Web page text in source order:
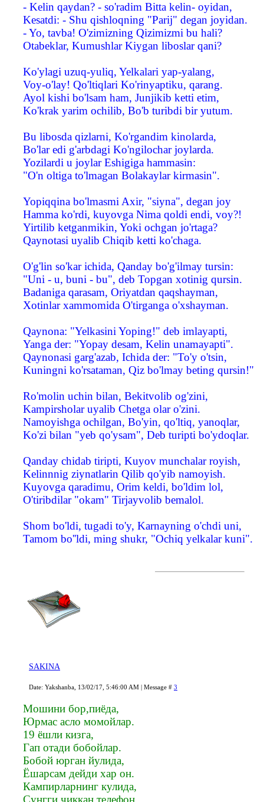
- Kelin qaydan? - so'radim Bitta kelin- oyidan,
Kesatdi: - Shu qishloqning "Parij" degan joyidan.
- Yo, tavba! O'zimizning Qizimizmi bu hali?
Otabeklar, Kumushlar Kiygan liboslar qani?
Ko'ylagi uzuq-yuliq, Yelkalari yap-yalang,
Voy-o'lay! Qo'ltiqlari Ko'rinyaptiku, qarang.
Ayol kishi bo'lsam ham, Junjikib ketti etim,
Ko'krak yarim ochilib, Bo'b turibdi bir yutum.
Bu libosda qizlarni, Ko'rgandim kinolarda,
Bo'lar edi g'arbdagi Ko'ngilochar joylarda.
Yozilardi u joylar Eshigiga hammasin:
"O'n oltiga to'lmagan Bolakaylar kirmasin".
Yopiqqina bo'lmasmi Axir, "siyna", degan joy
Hamma ko'rdi, kuyovga Nima qoldi endi, voy?!
Yirtilib ketganmikin, Yoki ochgan jo'rtaga?
Qaynotasi uyalib Chiqib ketti ko'chaga.
O'g'lin so'kar ichida, Qanday bo'g'ilmay tursin:
"Uni - u, buni - bu", deb Topgan xotinig qursin.
Badaniga qarasam, Oriyatdan qaqshayman,
Xotinlar xammomida O'tirganga o'xshayman.
Qaynona: "Yelkasini Yoping!" deb imlayapti,
Yanga der: "Yopay desam, Kelin unamayapti".
Qaynonasi garg'azab, Ichida der: "To'y o'tsin,
Kuningni ko'rsataman, Qiz bo'lmay beting qursin!"
Ro'molin uchin bilan, Bekitvolib og'zini,
Kampirsholar uyalib Chetga olar o'zini.
Namoyishga ochilgan, Bo'yin, qo'ltiq, yanoqlar,
Ko'zi bilan "yeb qo'ysam", Deb turipti bo'ydoqlar.
Qanday chidab tiripti, Kuyov munchalar royish,
Kelinnnig ziynatlarin Qilib qo'yib namoyish.
Kuyovga qaradimu, Orim keldi, bo'ldim lol,
O'tiribdilar "okam" Tirjayvolib bemalol.
Shom bo'ldi, tugadi to'y, Karnayning o'chdi uni,
Tamom bo''ldi, ming shukr, "Ochiq yelkalar kuni".
SAKINA
Date: Yakshanba, 13/02/17, 5:46:00 AM | Message # 3
Мошини бор,пиёда,
Юрмас асло момойлар.
19 ёшли кизга,
Гап отади бобойлар.
Бобой юрган йулида,
Ёшарсам дейди хар он.
Кампирларнинг кулида,
Сунгги чиккан телефон.